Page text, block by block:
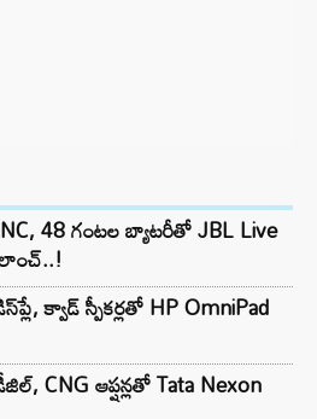
48 గంటల బ్యాటరీతో JBL Live
క్వాడ్ స్పీకర్లతో HP OmniPad
CNG ఆప్షన్లతో Tata Nexon